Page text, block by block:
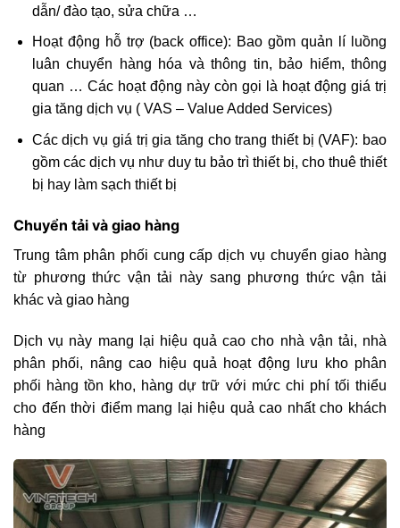
dẫn/ đào tạo, sửa chữa …
Hoạt động hỗ trợ (back office): Bao gồm quản lí luồng
luân chuyển hàng hóa và thông tin, bảo hiểm, thông
quan … Các hoạt động này còn gọi là hoạt động giá trị
gia tăng dịch vụ ( VAS – Value Added Services)
Các dịch vụ giá trị gia tăng cho trang thiết bị (VAF): bao
gồm các dịch vụ như duy tu bảo trì thiết bị, cho thuê thiết
bị hay làm sạch thiết bị
Chuyển tải và giao hàng
Trung tâm phân phối cung cấp dịch vụ chuyển giao hàng
từ phương thức vận tải này sang phương thức vận tải
khác và giao hàng
Dịch vụ này mang lại hiệu quả cao cho nhà vận tải, nhà
phân phối, nâng cao hiệu quả hoạt động lưu kho phân
phối hàng tồn kho, hàng dự trữ với mức chi phí tối thiểu
cho đến thời điểm mang lại hiệu quả cao nhất cho khách
hàng